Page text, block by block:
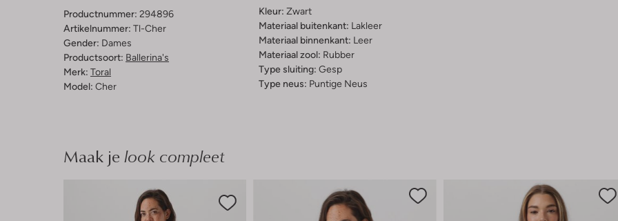
Productnummer: 294896
Artikelnummer: Tl-Cher
Gender: Dames
Productsoort: Ballerina's
Merk: Toral
Model: Cher
Kleur: Zwart
Materiaal buitenkant: Lakleer
Materiaal binnenkant: Leer
Materiaal zool: Rubber
Type sluiting: Gesp
Type neus: Puntige Neus
Maak je look compleet